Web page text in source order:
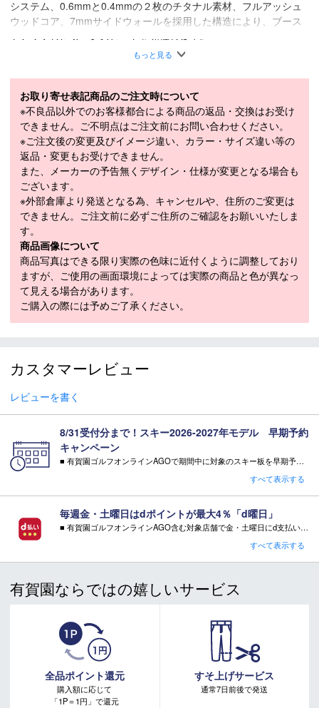
システム、0.6mmと0.4mmの２枚のチタナル素材、フルアッシュ
ウッドコア、7mmサイドウォールを採用した構造により、ブース
トアップしたターンスピードを発揮します。
＊CONSTRUCTION：Full Sandwich Sidewalls / Double TI : TI 0.6
essed Tip / Top Sheet: Glossy / Plate: Race Plate 749
SPECIFICATION
モデル
L45412300
LENGTH（cm）
155cm / 160cm / 165cm / 170cm
SIDECUT（mm）
68-105mm）、165cm（121-68-104mm）、
170cm（121-68-104mm）
RADIUS（m）
165cm（13m）、170cm（14m）
WEIGHT（1/2g）
2,430g
ブーツソール規格
アルペン規格 (ISO5355) GRIP WALK
(ISO23223)
（DIN）
原産国
モデル年
2026-2027
スキー 注意事項
＊取扱商品は、日本正規品です。
＊商品情報はディーラーカタログを基に表記しております。
＊製造の時期により、デザインが商品画像と異なる場合がご
ざいます。
＊製造上におきる細かい傷・汚れは、不良品に該当はしませ
＊店頭在庫と共有をしております。タイミングにより完売す
る場合がございます。
場合、取付工賃は無料です。
＊商品に質問などある場合は、ご購入前にショップまでお問
い合わせください。
もっと見る
お取り寄せ表記商品のご注文時について
※不良品以外でのお客様都合による商品の返品・交換はお受け
できません。ご不明点はご注文前にお問い合わせください。
※ご注文後の変更及びイメージ違い、カラー・サイズ違い等の
返品・変更もお受けできません。
また、メーカーの予告無くデザイン・仕様が変更となる場合も
ございます。
※外部倉庫より発送となる為、キャンセルや、住所のご変更は
できません。ご注文前に必ずご住所のご確認をお願いいたしま
す。
商品画像について
商品写真はできる限り実際の色味に近付くように調整しており
ますが、ご使用の画面環境によっては実際の商品と色が異なっ
て見える場合があります。
ご購入の際には予めご了承ください。
カスタマーレビュー
レビューを書く
8/31受付分まで！スキー2026-2027年モデル 早期予約
キャンペーン
■ 有賀園ゴルフオンラインAGOで期間中に対象のスキー板を早期予約頂いた方に有償オプションを無料サービス！
※相当額として記載している有償オプション金額は当店の通常金額となります。
注意事項：
・特典をご希望の場合は、必ずページ内でご選択ください。
・特典をご希望されない場合、その相当額の値引き・ご返金はございません。
すべて表示する
毎週金・土曜日はdポイントが最大4％「d曜日」
■ 有賀園ゴルフオンラインAGO含む対象店舗で金・土曜日にd支払いをすると
■ キャンペーン期間：毎週 金・土曜日 AM 0:00 - PM 23:59
注意事項：
・有賀園ポイントの獲得には別途ログイン/新規登録が必要です。
・本特典は予告なく変更・中止させて頂く場合があります。
・本キャンペーンの特典を受ける場合、ドコモ専用ページでエントリーが必要です。
詳しくはこちらをご確認ください。
キャンペーンページ
すべて表示する
有賀園ならではの嬉しいサービス
全品ポイント還元
購入額に応じて
「1P＝1円」で還元
すそ上げサービス
通常7日前後で発送